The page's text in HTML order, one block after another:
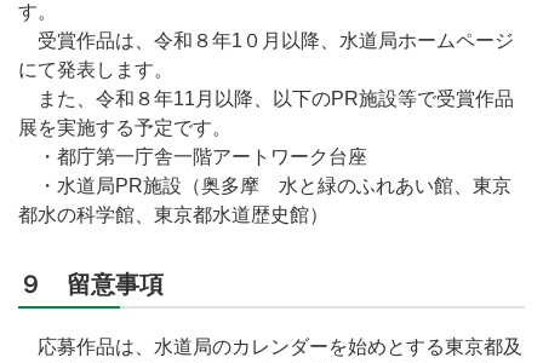
す。
受賞作品は、令和８年1０月以降、水道局ホームページ
にて発表します。
また、令和８年11月以降、以下のPR施設等で受賞作品
展を実施する予定です。
・都庁第一庁舎一階アートワーク台座
・水道局PR施設（奥多摩 水と緑のふれあい館、東京
都水の科学館、東京都水道歴史館）
９ 留意事項
応募作品は、水道局のカレンダーを始めとする東京都及